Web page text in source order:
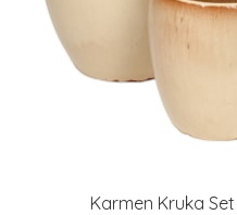
Karmen Kruka